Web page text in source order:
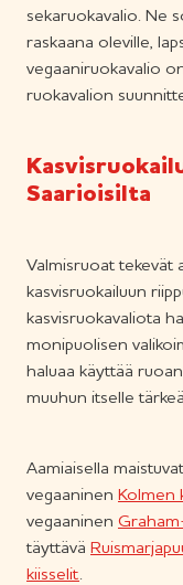
sekaruokavalio. Ne
raskaana oleville,
vegaaniruokavalio
ruokavalion
Saarioisilta
Valmisruoat tekevät
kasvisruokailuun
kasvisruokavaliota
monipuolisen
haluaa käyttää
muuhun itselle
Aamiaisella
vegaaninen Kolmen
vegaaninen
täyttävä
kiisselit.